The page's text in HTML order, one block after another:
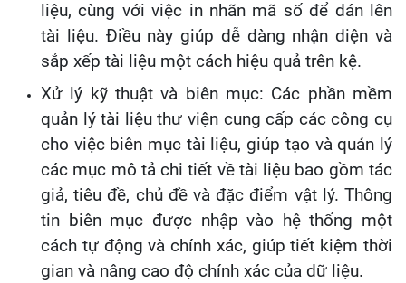
liệu, cùng với việc in nhãn mã số để dán lên
tài liệu. Điều này giúp dễ dàng nhận diện và
sắp xếp tài liệu một cách hiệu quả trên kệ.
Xử lý kỹ thuật và biên mục: Các phần mềm
quản lý tài liệu thư viện cung cấp các công cụ
cho việc biên mục tài liệu, giúp tạo và quản lý
các mục mô tả chi tiết về tài liệu bao gồm tác
giả, tiêu đề, chủ đề và đặc điểm vật lý. Thông
tin biên mục được nhập vào hệ thống một
cách tự động và chính xác, giúp tiết kiệm thời
gian và nâng cao độ chính xác của dữ liệu.